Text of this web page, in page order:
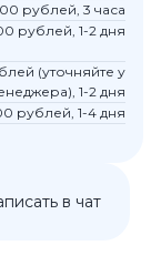
рублей, 3 часа
рублей, 1-2 дня
(уточняйте у
1-2 дня
рублей, 1-4 дня
в чат